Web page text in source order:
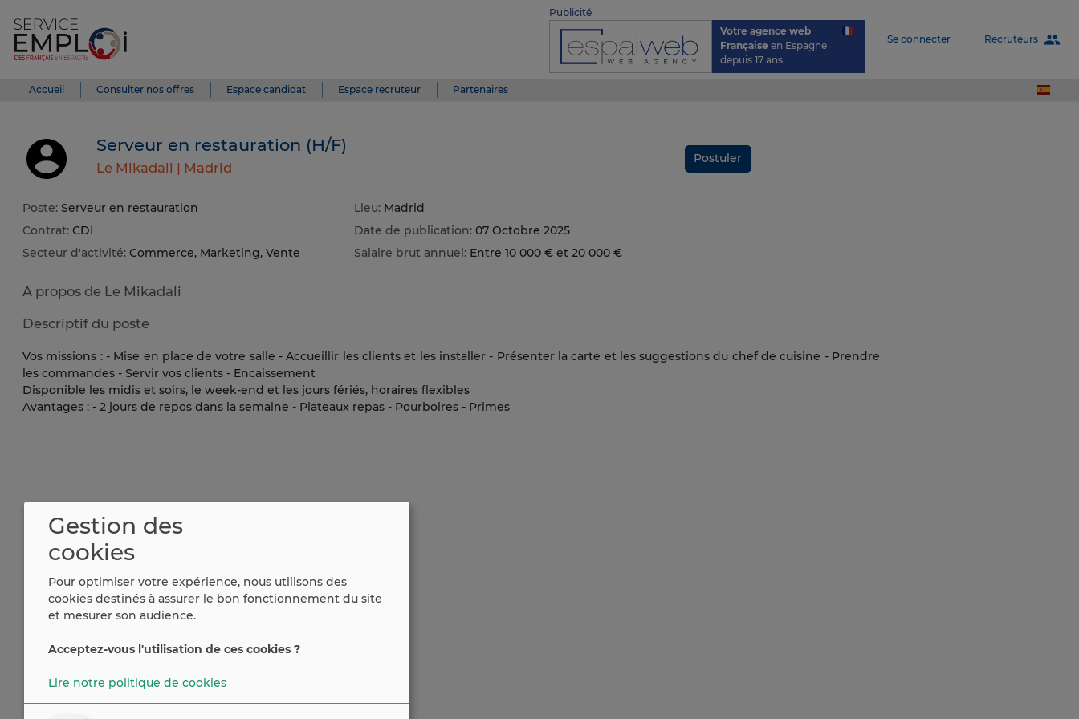
Publicité
Votre agence web
Française en Espagne
depuis 17 ans
Se connecter Recruteurs people
Accueil Consulter nos offres Espace candidat Espace recruteur Partenaires
Serveur en restauration (H/F)
Le Mikadali | Madrid
Postuler
Poste: Serveur en restauration Lieu: Madrid
Contrat: CDI Date de publication: 07 Octobre 2025
Secteur d'activité: Commerce, Marketing, Vente Salaire brut annuel: Entre 10 000 € et 20 000 €
A propos de Le Mikadali
Descriptif du poste
Vos missions : - Mise en place de votre salle - Accueillir les clients et les installer - Présenter la carte et les suggestions du chef de cuisine - Prendre
les commandes - Servir vos clients - Encaissement
Disponible les midis et soirs, le week-end et les jours fériés, horaires flexibles
Avantages : - 2 jours de repos dans la semaine - Plateaux repas - Pourboires - Primes
Gestion des
cookies
Pour optimiser votre expérience, nous utilisons des
cookies destinés à assurer le bon fonctionnement du site
et mesurer son audience.
Acceptez-vous l'utilisation de ces cookies ?
Lire notre politique de cookies